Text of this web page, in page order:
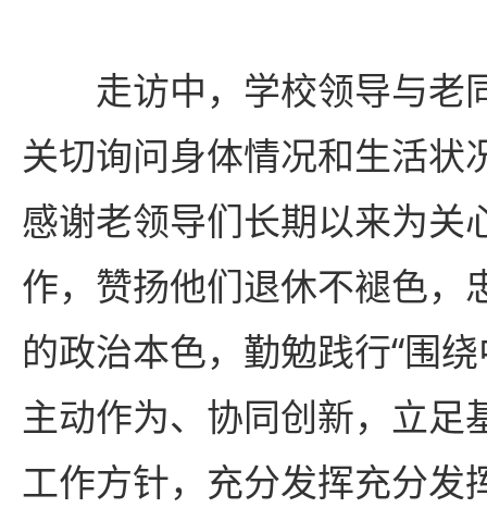
走访中，学校领导与老
关切询问身体情况和生活状
感谢老领导们长期以来为关
作，赞扬他们退休不褪色，
的政治本色，勤勉践行“围
主动作为、协同创新，立足
工作方针，充分发挥充分发